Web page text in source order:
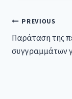
PREVIOUS
Παράταση της
συγγραμμάτων